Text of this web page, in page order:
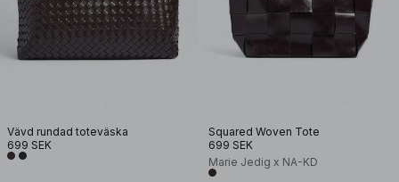
Vävd rundad toteväska
699 SEK
Squared Woven Tote
699 SEK
Marie Jedig x NA-KD